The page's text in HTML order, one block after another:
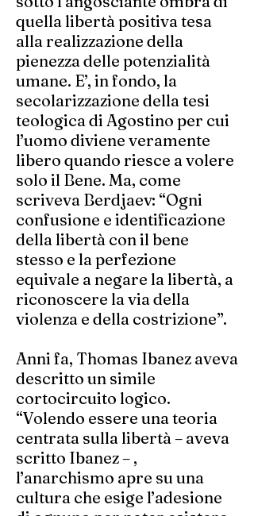
quella libertà positiva tesa
alla realizzazione della
pienezza delle potenzialità
umane. E’, in fondo, la
secolarizzazione della tesi
teologica di Agostino per cui
l’uomo diviene veramente
libero quando riesce a volere
solo il Bene. Ma, come
scriveva Berdjaev: “Ogni
confusione e identificazione
della libertà con il bene
stesso e la perfezione
equivale a negare la libertà, a
riconoscere la via della
violenza e della costrizione”.
Anni fa, Thomas Ibanez aveva
descritto un simile
cortocircuito logico.
“Volendo essere una teoria
centrata sulla libertà – aveva
scritto Ibanez – ,
l’anarchismo apre su una
cultura che esige l’adesione